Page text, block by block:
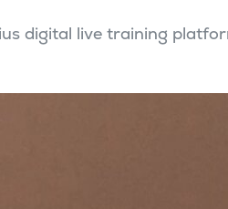
digital live training